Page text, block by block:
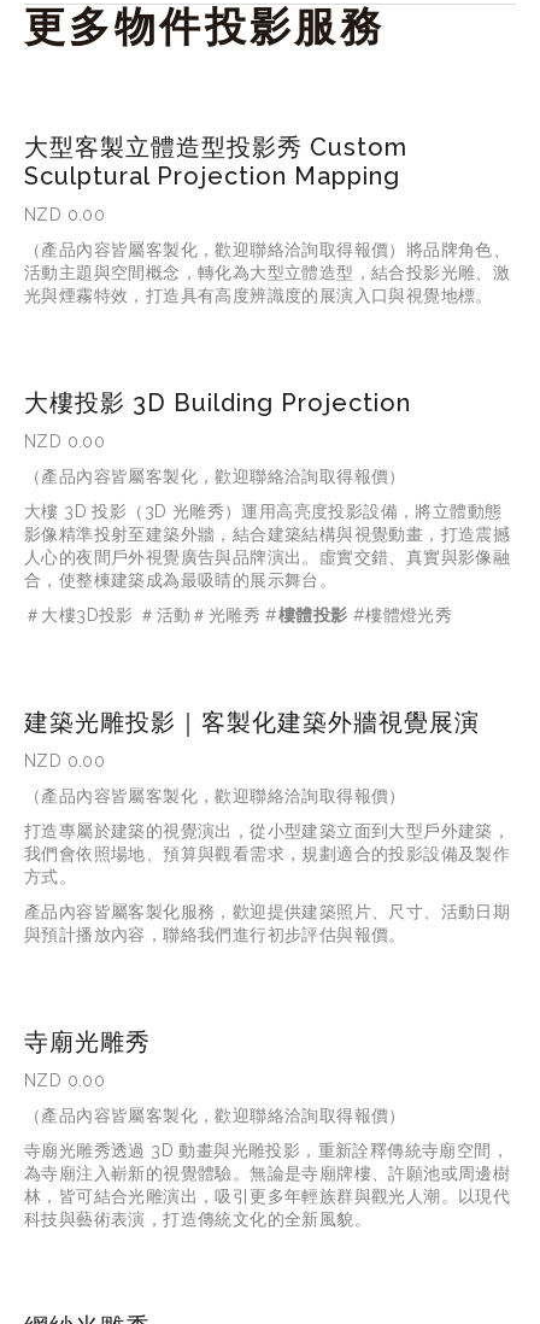
更多物件投影服務
大型客製立體造型投影秀 Custom
Sculptural Projection Mapping
NZD 0.00
（產品內容皆屬客製化，歡迎聯絡洽詢取得報價） 將品牌角色、
活動主題與空間概念，轉化為大型立體造型，結合投影光雕、激
光與煙霧特效，打造具有高度辨識度的展演入口與視覺地標。
大樓投影 3D Building Projection
NZD 0.00
（產品內容皆屬客製化，歡迎聯絡洽詢取得報價）
大樓 3D 投影（ 3D 光雕秀）運用高亮度投影設備，將立體動態
影像精準投射至建築外牆，結合建築結構與視覺動畫，打造震撼
人心的夜間戶外視覺廣告與品牌演出。虛實交錯、真實與影像融
合，使整棟建築成為最吸睛的展示舞台。
＃大樓3D投影 ＃活動＃光雕秀 #樓體投影 #樓體燈光秀
建築光雕投影｜客製化建築外牆視覺展演
NZD 0.00
（產品內容皆屬客製化，歡迎聯絡洽詢取得報價）
打造專屬於建築的視覺演出，從小型建築立面到大型戶外建築，
我們會依照場地、預算與觀看需求，規劃適合的投影設備及製作
方式。
產品內容皆屬客製化服務，歡迎提供建築照片、尺寸、活動日期
與預計播放內容，聯絡我們進行初步評估與報價。
寺廟光雕秀
NZD 0.00
（產品內容皆屬客製化，歡迎聯絡洽詢取得報價）
寺廟光雕秀透過 3D 動畫與光雕投影，重新詮釋傳統寺廟空間，
為寺廟注入嶄新的視覺體驗。無論是寺廟牌樓、許願池或周邊樹
林，皆可結合光雕演出，吸引更多年輕族群與觀光人潮。以現代
科技與藝術表演，打造傳統文化的全新風貌。